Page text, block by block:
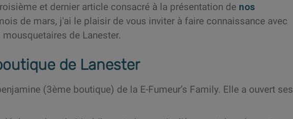
et dernier article consacré à la présentation de nos
de mars, j'ai le plaisir de vous inviter à faire connaissance avec
de Lanester.
de Lanester
(3ème boutique) de la E-Fumeur’s Family. Elle a ouvert ses